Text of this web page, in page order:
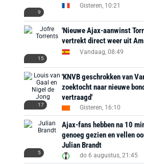
9
Gisteren, 10:21
15
'Nieuwe Ajax-aanwinst
vertrekt direct weer uit
Vandaag, 08:49
17
'KNVB geschrokken van
zoektocht naar nieuwe
vertraagd'
Gisteren, 16:10
5
Ajax-fans hebben na 10
genoeg gezien en vellen
Julian Brandt
do 6 augustus, 21:45